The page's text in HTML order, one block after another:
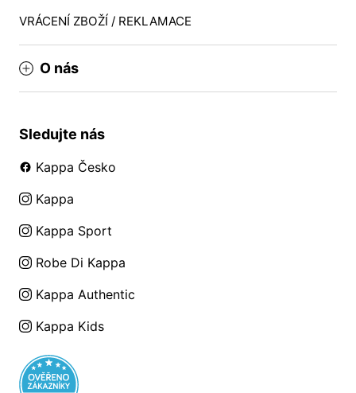
VRÁCENÍ ZBOŽÍ / REKLAMACE
O nás
Sledujte nás
Kappa Česko
Kappa
Kappa Sport
Robe Di Kappa
Kappa Authentic
Kappa Kids